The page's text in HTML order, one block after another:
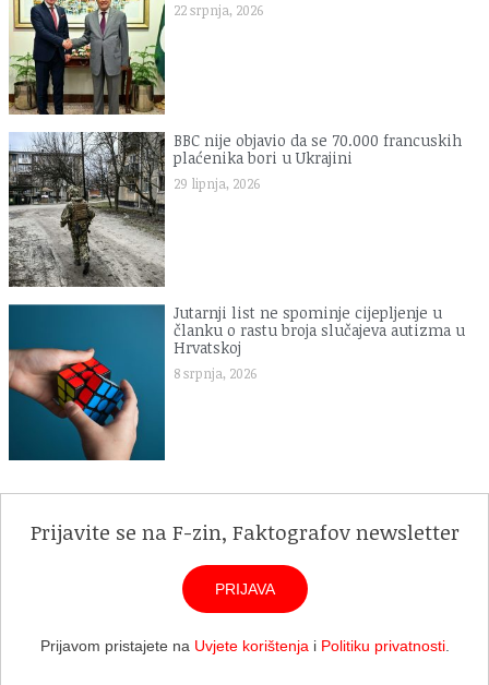
22 srpnja, 2026
BBC nije objavio da se 70.000 francuskih
plaćenika bori u Ukrajini
29 lipnja, 2026
Jutarnji list ne spominje cijepljenje u
članku o rastu broja slučajeva autizma u
Hrvatskoj
8 srpnja, 2026
Prijavite se na F-zin, Faktografov newsletter
PRIJAVA
Prijavom pristajete na Uvjete korištenja i Politiku privatnosti.